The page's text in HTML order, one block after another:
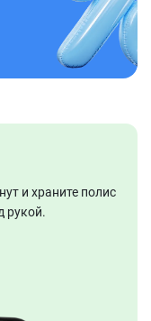
и храните полис
рукой.